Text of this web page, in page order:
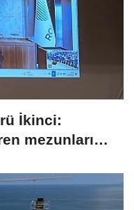
İkinci:
mezunları